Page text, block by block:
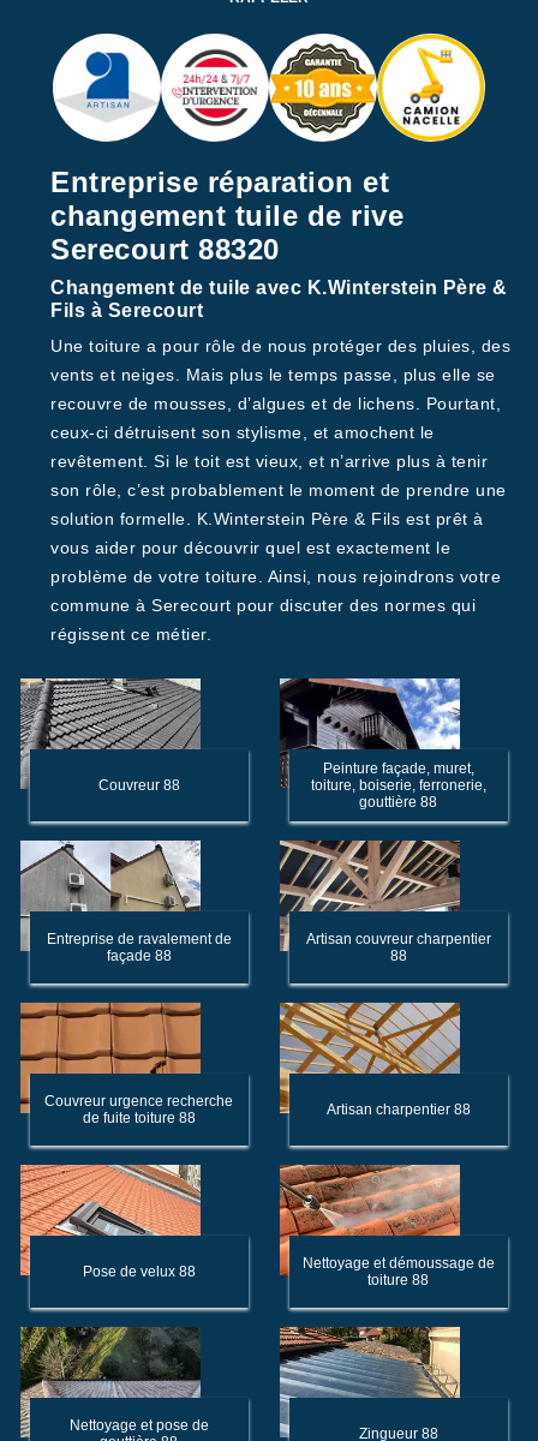
Entreprise réparation et
changement tuile de rive
Serecourt 88320
Changement de tuile avec K.Winterstein Père &
Fils à Serecourt
Une toiture a pour rôle de nous protéger des pluies, des
vents et neiges. Mais plus le temps passe, plus elle se
recouvre de mousses, d’algues et de lichens. Pourtant,
ceux-ci détruisent son stylisme, et amochent le
revêtement. Si le toit est vieux, et n’arrive plus à tenir
son rôle, c’est probablement le moment de prendre une
solution formelle. K.Winterstein Père & Fils est prêt à
vous aider pour découvrir quel est exactement le
problème de votre toiture. Ainsi, nous rejoindrons votre
commune à Serecourt pour discuter des normes qui
régissent ce métier.
Couvreur 88
Peinture façade, muret,
toiture, boiserie, ferronerie,
gouttière 88
Entreprise de ravalement de
façade 88
Artisan couvreur charpentier
88
Couvreur urgence recherche
de fuite toiture 88
Artisan charpentier 88
Pose de velux 88
Nettoyage et démoussage de
toiture 88
Nettoyage et pose de
Zingueur 88